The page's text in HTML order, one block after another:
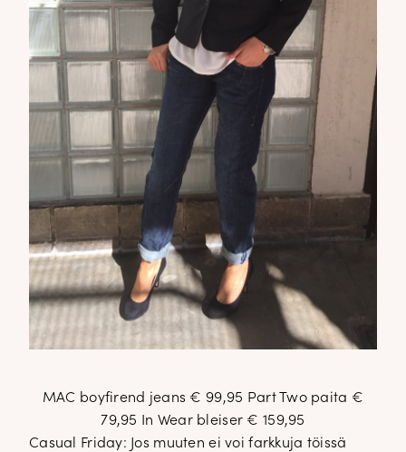
MAC boyfirend jeans € 99,95 Part Two paita €
79,95 In Wear bleiser € 159,95
Casual Friday: Jos muuten ei voi farkkuja töissä